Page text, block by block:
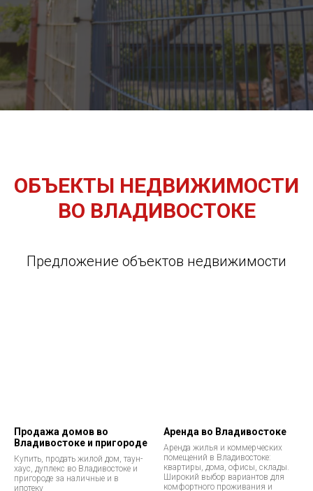
ОБЪЕКТЫ НЕДВИЖИМОСТИ
ВО ВЛАДИВОСТОКЕ
Предложение объектов недвижимости
Продажа домов во
Владивостоке и пригороде
Купить, продать жилой дом, таун-
хаус, дуплекс во Владивостоке и
пригороде за наличные и в
ипотеку
Аренда во Владивостоке
Аренда жилья и коммерческих
помещений в Владивостоке:
квартиры, дома, офисы, склады.
Широкий выбор вариантов для
комфортного проживания и